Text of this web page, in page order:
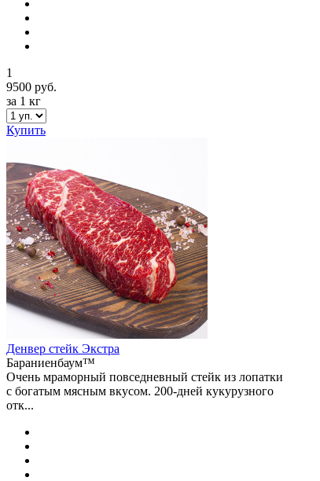
1
9500 руб.
за 1 кг
Купить
Денвер стейк Экстра
Бараниенбаум™
Очень мраморный повседневный стейк из лопатки
с богатым мясным вкусом. 200-дней кукурузного
отк...